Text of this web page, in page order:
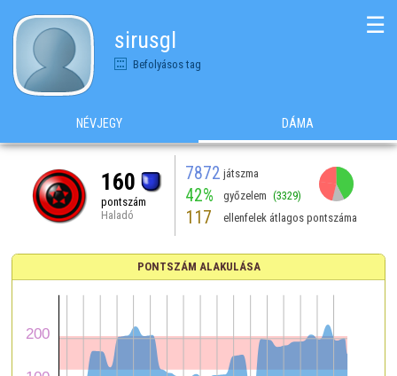
sirusgl
Befolyásos tag
☰
NÉVJEGY DÁMA
160
pontszám
Haladó
7872 játszma
42% győzelem (3329)
117 ellenfelek átlagos pontszáma
PONTSZÁM ALAKULÁSA